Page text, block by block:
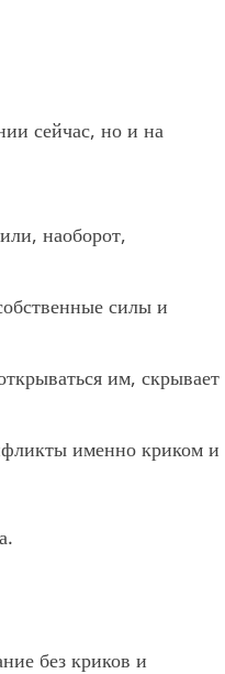
сейчас, но и на
наоборот,
силы и
им, скрывает
именно криком и
без криков и